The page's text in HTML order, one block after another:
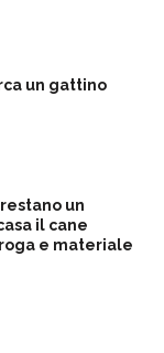
un gattino
un
il cane
e materiale